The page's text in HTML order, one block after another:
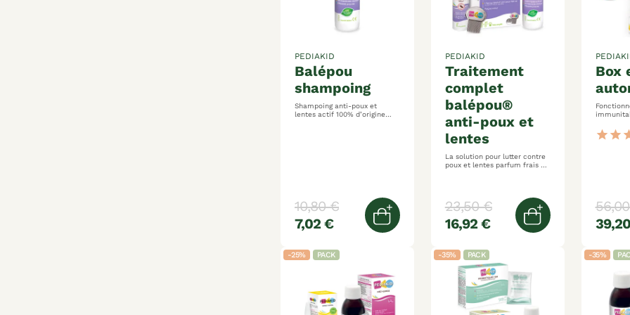
balépou
shampoing
PEDIAKID
Shampoing anti-poux et
lentes actif 100% d’origine
10,80 €
7,02 €
Ajouter au panier
traitement
complet
balépou®
anti-poux et
lentes
PEDIAKID
La solution pour lutter contre
poux et lentes parfum frais et
23,50 €
16,92 €
Ajouter au
box enfants
immunitaire
sirops,
pratique
star star
-25% PACK -35% PACK -35%